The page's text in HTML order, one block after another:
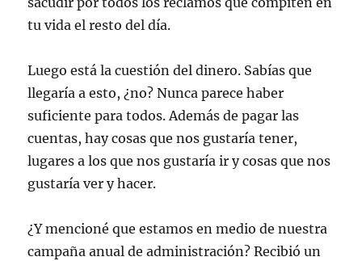
tu vida el resto del día.
Luego está la cuestión del dinero. Sabías que
llegaría a esto, ¿no? Nunca parece haber
suficiente para todos. Además de pagar las
cuentas, hay cosas que nos gustaría tener,
lugares a los que nos gustaría ir y cosas que nos
gustaría ver y hacer.
¿Y mencioné que estamos en medio de nuestra
campaña anual de administración? Recibió un